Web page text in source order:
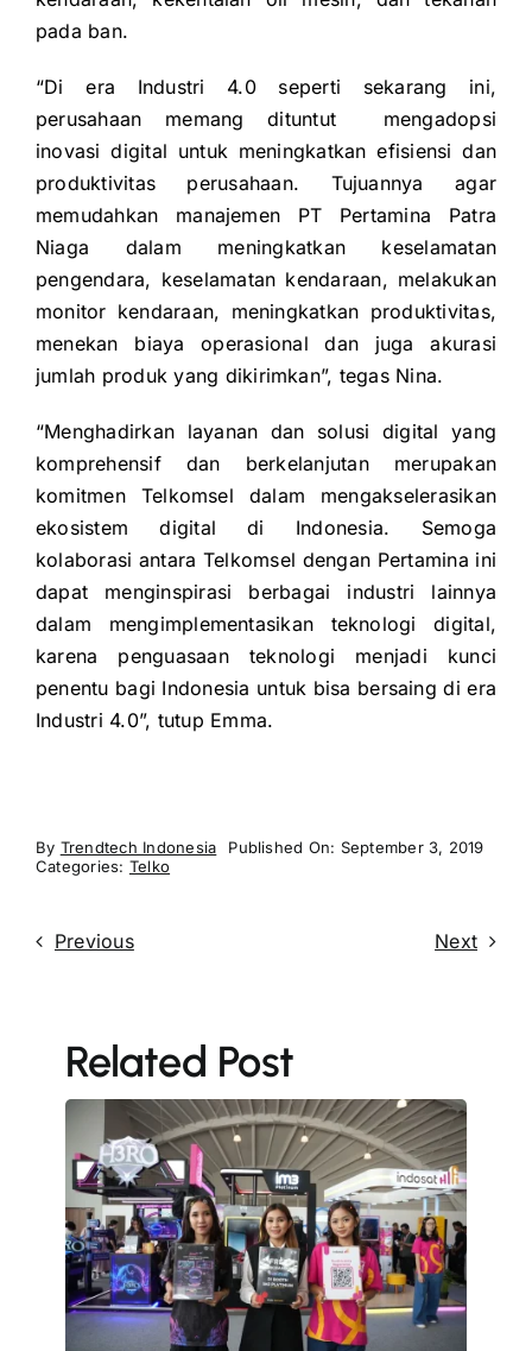
pada ban.
“Di era Industri 4.0 seperti sekarang ini,
perusahaan memang dituntut mengadopsi
inovasi digital untuk meningkatkan efisiensi dan
produktivitas perusahaan. Tujuannya agar
memudahkan manajemen PT Pertamina Patra
Niaga dalam meningkatkan keselamatan
pengendara, keselamatan kendaraan, melakukan
monitor kendaraan, meningkatkan produktivitas,
menekan biaya operasional dan juga akurasi
jumlah produk yang dikirimkan”, tegas Nina.
“Menghadirkan layanan dan solusi digital yang
komprehensif dan berkelanjutan merupakan
komitmen Telkomsel dalam mengakselerasikan
ekosistem digital di Indonesia. Semoga
kolaborasi antara Telkomsel dengan Pertamina ini
dapat menginspirasi berbagai industri lainnya
dalam mengimplementasikan teknologi digital,
karena penguasaan teknologi menjadi kunci
penentu bagi Indonesia untuk bisa bersaing di era
Industri 4.0”, tutup Emma.
By Trendtech Indonesia
Published On: September 3, 2019
Categories: Telko
Previous Next
Related Post